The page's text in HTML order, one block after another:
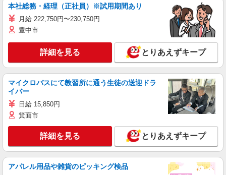
本社総務・経理（正社員）※試用期間あり
月給 222,750円〜230,750円
豊中市
詳細を見る とりあえずキープ
マイクロバスにて教習所に通う生徒の送迎ドラ
イバー
日給 15,850円
箕面市
詳細を見る とりあえずキープ
アパレル用品や雑貨のピッキング検品